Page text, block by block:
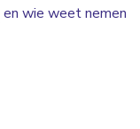
en wie weet nemen